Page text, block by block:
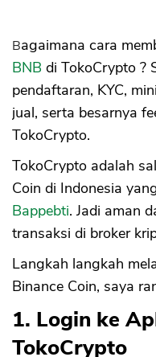
Bagaimana cara
BNB di TokoCrypto ?
pendaftaran, KYC,
jual, serta besarnya
TokoCrypto.
TokoCrypto adalah
Coin di Indonesia
Bappebti. Jadi aman
transaksi di broker
Langkah langkah
Binance Coin, saya
1. Login ke
TokoCrypto